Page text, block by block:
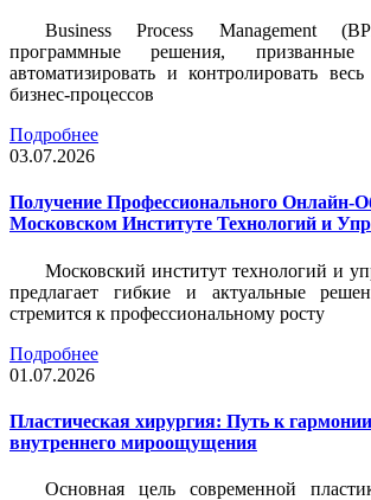
Business Process Management
программные решения, призванные
автоматизировать и контролировать
бизнес-процессов
Подробнее
03.07.2026
Получение Профессионального Онлайн-
Московском Институте Технологий и
Московский институт технологий и
предлагает гибкие и актуальные
стремится к профессиональному росту
Подробнее
01.07.2026
Пластическая хирургия: Путь к
внутреннего мироощущения
Основная цель современной